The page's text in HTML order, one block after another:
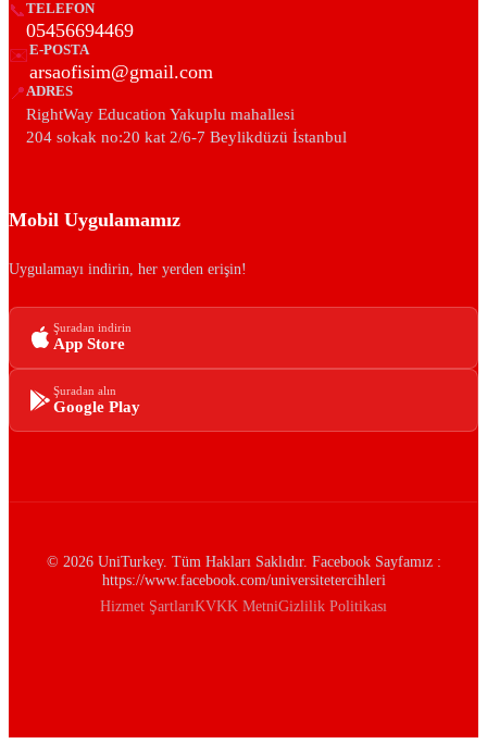
📞TELEFON
05456694469
✉️E-POSTA
arsaofisim@gmail.com
📍ADRES
RightWay Education Yakuplu mahallesi
204 sokak no:20 kat 2/6-7 Beylikdüzü İstanbul
Mobil Uygulamamız
Uygulamayı indirin, her yerden erişin!
Şuradan indirin
App Store
Şuradan alın
Google Play
© 2026 UniTurkey. Tüm Hakları Saklıdır. Facebook Sayfamız :
https://www.facebook.com/universitetercihleri
Hizmet ŞartlarıKVKK MetniGizlilik Politikası